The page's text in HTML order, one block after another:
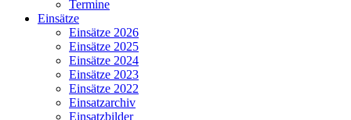
Termine
Einsätze
Einsätze 2026
Einsätze 2025
Einsätze 2024
Einsätze 2023
Einsätze 2022
Einsatzarchiv
Einsatzbilder